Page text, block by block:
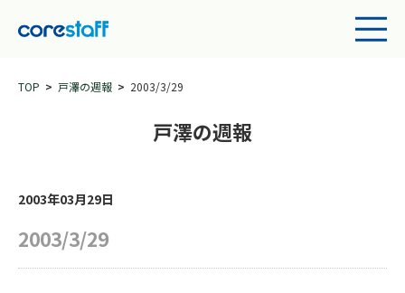
TOP 戸澤の週報 2003/3/29
戸澤の週報
2003年03月29日
2003/3/29